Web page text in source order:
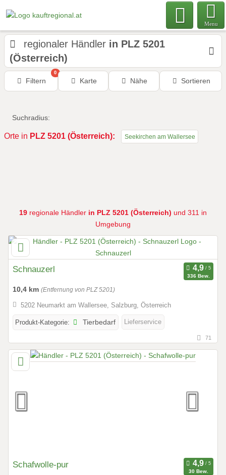
Menu
regionaler Händler in PLZ 5201
(Österreich)
Filtern
0
Karte Nähe Sortieren
Suchradius:
Orte in PLZ 5201 (Österreich): Seekirchen am Wallersee
19 regionale Händler in PLZ 5201 (Österreich) und 311 in
Umgebung
Schnauzerl
336 Bew.
10,4 km (Entfernung von PLZ 5201)
5202 Neumarkt am Wallersee, Salzburg, Österreich
Produkt-Kategorie: Tierbedarf Lieferservice
71
Schafwolle-pur
30 Bew.